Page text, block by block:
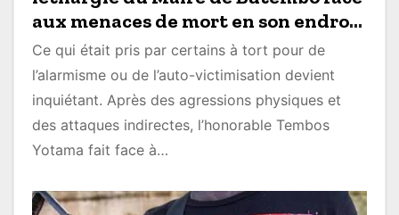
aux menaces de mort en son endroit
et crie au secours
Ce qui était pris par certains à tort pour de
l’alarmisme ou de l’auto-victimisation devient
inquiétant. Après des agressions physiques et
des attaques indirectes, l’honorable Tembos
Yotama fait face à…